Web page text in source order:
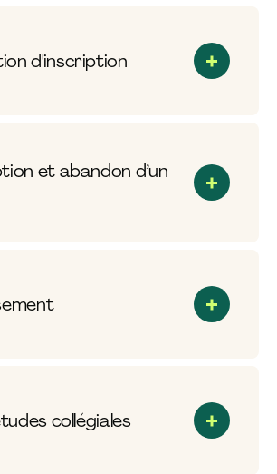
d'inscription
et abandon d’un
collégiales